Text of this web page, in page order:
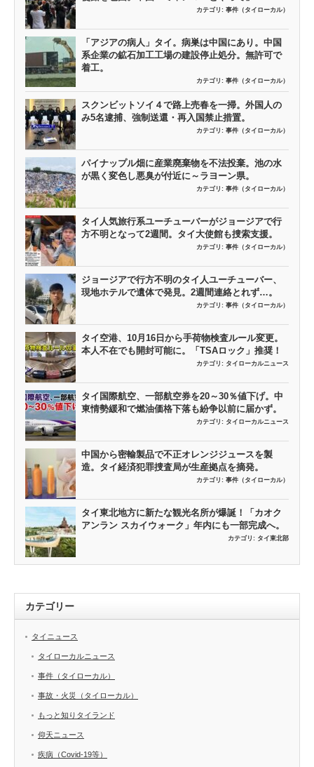
カテゴリ: 事件（タイローカル）
「アジアの病人」タイ。病巣は中国にあり。中国
系企業の鉱石加工工場の建設停止処分。無許可で
着工。
カテゴリ: 事件（タイローカル）
スクンビットソイ４で路上売春を一掃。外国人の
み5名逮捕、強制送還・再入国禁止措置。
カテゴリ: 事件（タイローカル）
パイナップル畑に産業廃棄物を不法投棄。池の水
が黒く変色し悪臭が付近に～ラヨーン県。
カテゴリ: 事件（タイローカル）
タイ人気旅行系ユーチューバーがジョージアで行
方不明となって2週間。タイ大使館も捜索支援。
カテゴリ: 事件（タイローカル）
ジョージアで行方不明のタイ人ユーチューバー、
現地ホテルで遺体で発見。2週間連絡とれず…。
カテゴリ: 事件（タイローカル）
タイ空港、10月16日から手荷物検査ルール変更。
本人不在でも開封可能に。「TSAロック」推奨！
カテゴリ: タイローカルニュース
タイ国際航空、一部航空券を20～30％値下げ。中
東情勢緩和で燃油価格下落も紛争以前に届かず。
カテゴリ: タイローカルニュース
中国から密輸製品で不正オレンジジュースを製
造。タイ経済犯罪捜査局が生産拠点を摘発。
カテゴリ: 事件（タイローカル）
タイ東北地方に新たな観光名所が爆誕！「カオク
アンラン スカイウォーク」年内にも一部完成へ。
カテゴリ: タイ東北部
カテゴリー
タイニュース
タイローカルニュース
事件（タイローカル）
事故・火災（タイローカル）
もっと知りタイランド
仰天ニュース
疾病（Covid-19等）